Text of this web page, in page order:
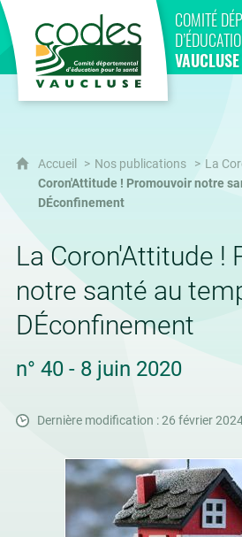
COMITÉ
VAUCLUSE
CoDES 84
Accueil Nos publications La
Coron'Attitude ! Promouvoir notre
DÉconfinement
La Coron'Attitude !
notre santé au
DÉconfinement
n° 40 - 8 juin 2020
Dernière modification : 26 février